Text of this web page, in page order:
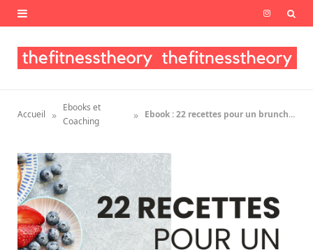
I
s
a
a
Accueil »
Ebooks et
Coaching
» Ebook : 22 recettes pour un brunch healthy